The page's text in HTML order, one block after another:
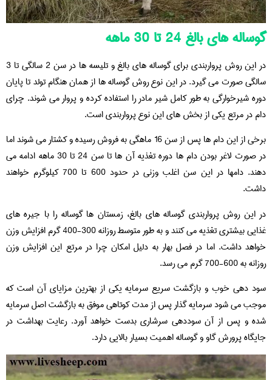
گوساله های بالغ 24 تا 30 ماهه
در این روش پرواربندی برای گوساله های بالغ و تلیسه ها در سن 2 سالگی تا 3
سالگی صورت می گیرد. در این نوع روش گوساله ها از همان هنگام تولد تا پایان
دوره شیرخوارگی به طور کامل شیر مادر را استفاده کرده و پروار می شوند. چرای
دام در مرتع یکی از بخش های این نوع پرواربندی است.
برخی از این دام ها پس از سن 16 ماهگی به فروش رسیده و کشتار می شوند اما
در صورت لاغر بودن دام ها دوره تغذیه آن ها تا سن 24 تا 30 ماهه ادامه می
دهند. دامها در این سن اغلب وزنی در حدود 600 تا 700 کیلوگرم خواهند
داشت.
در این روش پرواربندی گوساله های بالغ، زمستان ها گوساله را با جیره های
غذایی بیشتری تغذیه می کنند و به طور متوسط روزانه 300-400 گرم افزایش وزن
خواهد داشت. اما در فصل بهار به دلیل امکان چرا در مرتع این افزایش وزن
روزانه به 600-700 گرم می رسد.
سود دهی خوب و بازگشت سریع سرمایه یکی از بهترین مزایای آن است که
موجب می شود سرمایه گذار پس از مدت کوتاهی موفق به بازگشت اصل سرمایه
شده و پس از آن سوددهی سرشاری بدست خواهد آورد. رعایت بهداشت در
جایگاه پرورش گاو و گوساله اهمیت بسیار بالایی دارد.